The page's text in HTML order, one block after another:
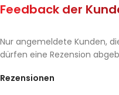
Feedback der
Rezensionen
Nur angemeldete Kunden,
dürfen eine Rezension